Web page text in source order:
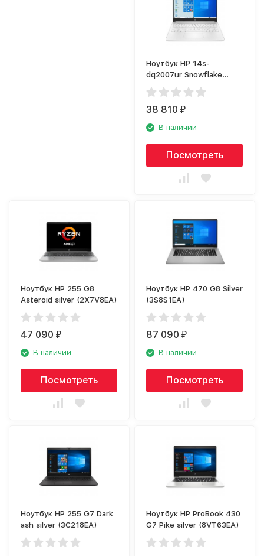
Ноутбук HP 14s-
dq2007ur Snowflake
white (2X1P1EA)
38 810₽
В наличии
Посмотреть
Ноутбук HP 255 G8
Asteroid silver (2X7V8EA)
47 090₽
В наличии
Посмотреть
Ноутбук HP 470 G8 Silver
(3S8S1EA)
87 090₽
В наличии
Посмотреть
Ноутбук HP 255 G7 Dark
ash silver (3C218EA)
Ноутбук HP ProBook 430
G7 Pike silver (8VT63EA)